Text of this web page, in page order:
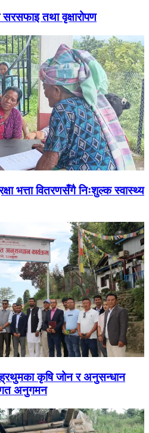
सरसफाइ तथा वृक्षारोपण
भत्ता वितरणसँगै निःशुल्क स्वास्थ्य
कृषि जोन र अनुसन्धान
अनुगमन